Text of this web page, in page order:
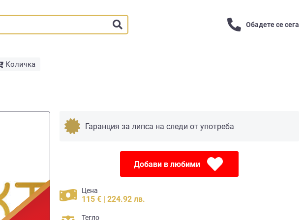
Обадете се сега
Количка
Гаранция за липса на следи от употреба
Добави в любими
Цена
115 € | 224.92 лв.
Тегло